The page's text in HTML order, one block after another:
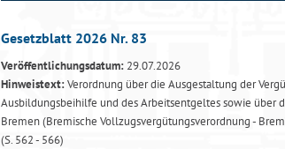
Gesetzblatt 2026 Nr. 83
Veröffentlichungsdatum: 29.07.2026
Hinweistext:Verordnung über die Ausgestaltung der
Ausbildungsbeihilfe und des Arbeitsentgeltes sowie über
Bremen (Bremische Vollzugsvergütungsverordnung -
(S. 562 - 566)